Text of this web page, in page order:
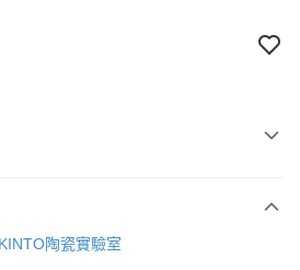
KINTO陶瓷實驗室